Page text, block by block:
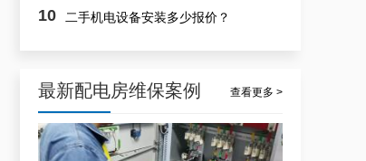
10 二手机电设备安装多少报价？
最新配电房维保案例 查看更多 >